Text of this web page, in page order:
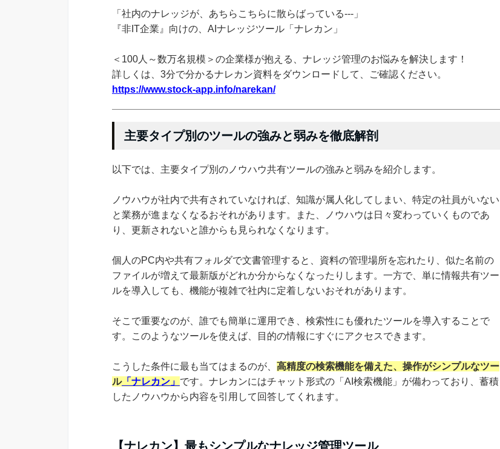
「社内のナレッジが、あちらこちらに散らばっている---」
『非IT企業』向けの、AIナレッジツール「ナレカン」
＜100人～数万名規模＞の企業様が抱える、ナレッジ管理のお悩みを解決します！
詳しくは、3分で分かるナレカン資料をダウンロードして、ご確認ください。
https://www.stock-app.info/narekan/
主要タイプ別のツールの強みと弱みを徹底解剖
以下では、主要タイプ別のノウハウ共有ツールの強みと弱みを紹介します。
ノウハウが社内で共有されていなければ、知識が属人化してしまい、特定の社員がいない
と業務が進まなくなるおそれがあります。また、ノウハウは日々変わっていくものであ
り、更新されないと誰からも見られなくなります。
個人のPC内や共有フォルダで文書管理すると、資料の管理場所を忘れたり、似た名前の
ファイルが増えて最新版がどれか分からなくなったりします。一方で、単に情報共有ツー
ルを導入しても、機能が複雑で社内に定着しないおそれがあります。
そこで重要なのが、誰でも簡単に運用でき、検索性にも優れたツールを導入することで
す。このようなツールを使えば、目的の情報にすぐにアクセスできます。
こうした条件に最も当てはまるのが、 高精度の検索機能を備えた、操作がシンプルなツー
ル「ナレカン」 です。ナレカンにはチャット形式の「AI検索機能」が備わっており、蓄積
したノウハウから内容を引用して回答してくれます。
【ナレカン】最もシンプルなナレッジ管理ツール